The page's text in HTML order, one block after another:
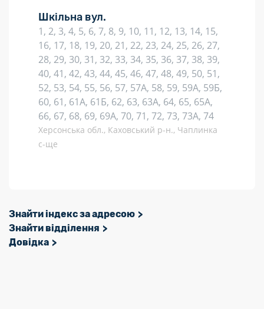
Шкільна вул.
1, 2, 3, 4, 5, 6, 7, 8, 9, 10, 11, 12, 13, 14, 15,
16, 17, 18, 19, 20, 21, 22, 23, 24, 25, 26, 27,
28, 29, 30, 31, 32, 33, 34, 35, 36, 37, 38, 39,
40, 41, 42, 43, 44, 45, 46, 47, 48, 49, 50, 51,
52, 53, 54, 55, 56, 57, 57А, 58, 59, 59А, 59Б,
60, 61, 61А, 61Б, 62, 63, 63А, 64, 65, 65А,
66, 67, 68, 69, 69А, 70, 71, 72, 73, 73А, 74
Херсонська обл., Каховський р-н., Чаплинка
с-ще
Знайти індекс за адресою
Знайти відділення
Довідка